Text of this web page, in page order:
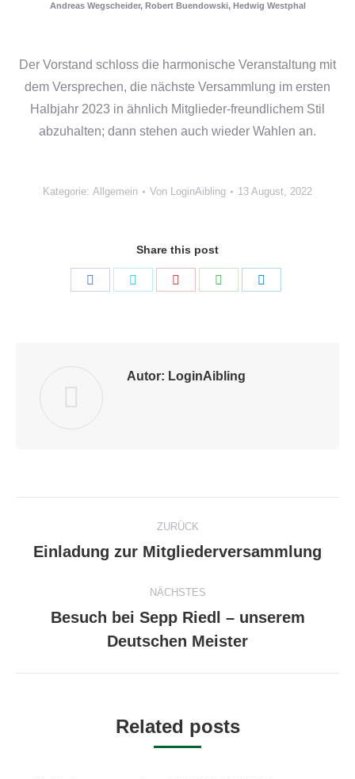
Andreas Wegscheider, Robert Buendowski, Hedwig Westphal
Der Vorstand schloss die harmonische Veranstaltung mit
dem Versprechen, die nächste Versammlung im ersten
Halbjahr 2023 in ähnlich Mitglieder-freundlichem Stil
abzuhalten; dann stehen auch wieder Wahlen an.
Kategorie: Allgemein Von LoginAibling 13 August, 2022
Share this post
Autor: LoginAibling
ZURÜCK
Vorheriger
Einladung zur Mitgliederversammlung
NÄCHSTES
Beitrag:
Besuch bei Sepp Riedl – unserem
Deutschen Meister
Related posts